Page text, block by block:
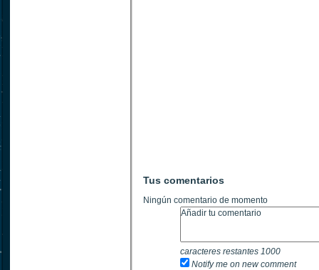
Tus comentarios
Ningún comentario de momento
caracteres restantes 1000
Notify me on new comment